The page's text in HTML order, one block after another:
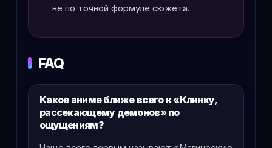
не по точной формуле сюжета.
FAQ
Какое аниме ближе всего к «Клинку,
рассекающему демонов» по
ощущениям?